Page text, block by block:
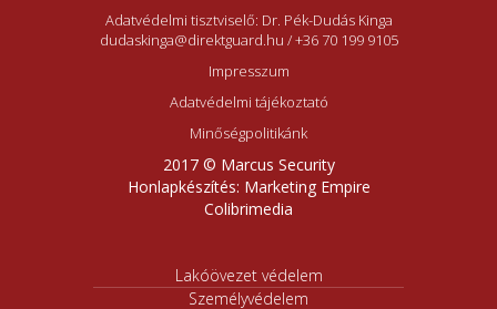
Adatvédelmi tisztviselő: Dr. Pék-Dudás Kinga
dudaskinga@direktguard.hu /+36 70 199 9105
Impresszum
Adatvédelmi tájékoztató
Minőségpolitikánk
2017 © Marcus Security
Honlapkészítés: Marketing Empire
Colibrimedia
Lakóövezet védelem
Személyvédelem